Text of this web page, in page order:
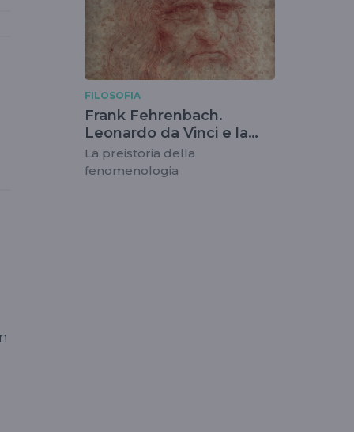
FILOSOFIA
Frank Fehrenbach.
Leonardo da Vinci e la
matematica
La preistoria della
fenomenologia